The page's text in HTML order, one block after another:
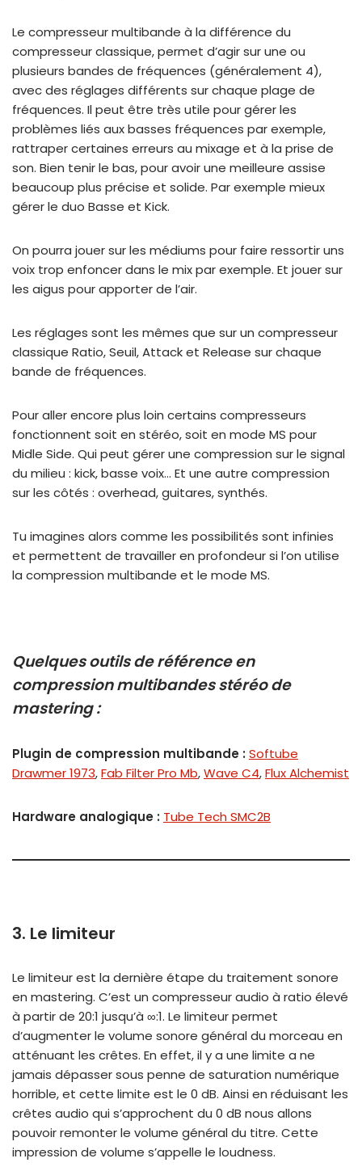
Le compresseur multibande à la différence du
compresseur classique, permet d’agir sur une ou
plusieurs bandes de fréquences (généralement 4),
avec des réglages différents sur chaque plage de
fréquences. Il peut être très utile pour gérer les
problèmes liés aux basses fréquences par exemple,
rattraper certaines erreurs au mixage et à la prise de
son. Bien tenir le bas, pour avoir une meilleure assise
beaucoup plus précise et solide. Par exemple mieux
gérer le duo Basse et Kick.
On pourra jouer sur les médiums pour faire ressortir uns
voix trop enfoncer dans le mix par exemple. Et jouer sur
les aigus pour apporter de l’air.
Les réglages sont les mêmes que sur un compresseur
classique Ratio, Seuil, Attack et Release sur chaque
bande de fréquences.
Pour aller encore plus loin certains compresseurs
fonctionnent soit en stéréo, soit en mode MS pour
Midle Side. Qui peut gérer une compression sur le signal
du milieu : kick, basse voix… Et une autre compression
sur les côtés : overhead, guitares, synthés.
Tu imagines alors comme les possibilités sont infinies
et permettent de travailler en profondeur si l’on utilise
la compression multibande et le mode MS.
Quelques outils de référence en
compression multibandes stéréo de
mastering :
Plugin de compression multibande : Softube
Drawmer 1973,Fab Filter Pro Mb,Wave C4,Flux Alchemist
Hardware analogique : Tube Tech SMC2B
3. Le limiteur
Le limiteur est la dernière étape du traitement sonore
en mastering. C’est un compresseur audio à ratio élevé
à partir de 20:1 jusqu’à ∞:1. Le limiteur permet
d’augmenter le volume sonore général du morceau en
atténuant les crêtes. En effet, il y a une limite a ne
jamais dépasser sous penne de saturation numérique
horrible, et cette limite est le 0 dB. Ainsi en réduisant les
crêtes audio qui s’approchent du 0 dB nous allons
pouvoir remonter le volume général du titre. Cette
impression de volume s’appelle le loudness.